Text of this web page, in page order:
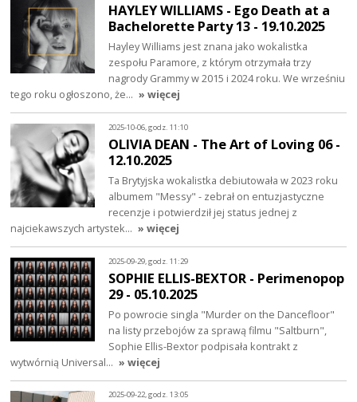
HAYLEY WILLIAMS - Ego Death at a
Bachelorette Party 13 - 19.10.2025
Hayley Williams jest znana jako wokalistka
zespołu Paramore, z którym otrzymała trzy
nagrody Grammy w 2015 i 2024 roku. We wrześniu
tego roku ogłoszono, że… » więcej
2025-10-06, godz. 11:10
OLIVIA DEAN - The Art of Loving 06 -
12.10.2025
Ta Brytyjska wokalistka debiutowała w 2023 roku
albumem "Messy" - zebrał on entuzjastyczne
recenzje i potwierdził jej status jednej z
najciekawszych artystek… » więcej
2025-09-29, godz. 11:29
SOPHIE ELLIS-BEXTOR - Perimenopop
29 - 05.10.2025
Po powrocie singla "Murder on the Dancefloor"
na listy przebojów za sprawą filmu "Saltburn",
Sophie Ellis-Bextor podpisała kontrakt z
wytwórnią Universal… » więcej
2025-09-22, godz. 13:05